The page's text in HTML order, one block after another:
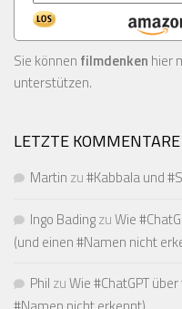
Sie können filmdenken hier
unterstützen.
LETZTE KOMMENTARE
Martin zu#Kabbala und
Ingo BadingzuWie
(und einen #Namen nicht
Phil zuWie #ChatGPT